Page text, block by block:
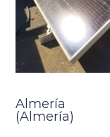
Almería
(Almería)